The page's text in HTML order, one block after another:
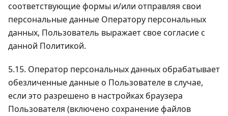
соответствующие формы и/или отправляя свои
персональные данные Оператору персональных
данных, Пользователь выражает свое согласие с
данной Политикой.
5.15. Оператор персональных данных обрабатывает
обезличенные данные о Пользователе в случае,
если это разрешено в настройках браузера
Пользователя (включено сохранение файлов